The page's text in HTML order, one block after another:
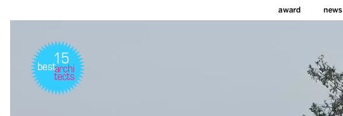
award news